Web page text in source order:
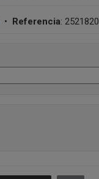
Referencia: 2521820